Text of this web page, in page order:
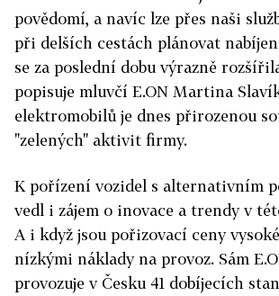
povědomí, a navíc lze přes naši
při delších cestách plánovat
se za poslední dobu výrazně
popisuje mluvčí E.ON Martina
elektromobilů je dnes přirozenou
"zelených" aktivit firmy.
K pořízení vozidel s alternativním
vedl i zájem o inovace a trendy v
A i když jsou pořizovací ceny
nízkými náklady na provoz. Sám
provozuje v Česku 41 dobíjecích